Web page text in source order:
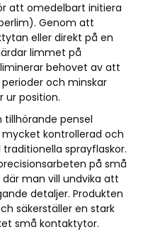
att omedelbart initiera
Genom att
eller direkt på en
limmet på
behovet av att
och minskar
ur position.
pensel
kontrollerad och
sprayflaskor.
på små
man vill undvika att
detaljer. Produkten
säkerställer en stark
små kontaktytor.